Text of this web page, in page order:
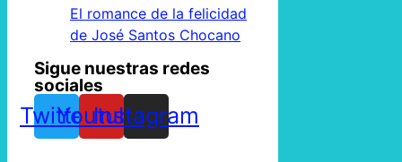
El romance de la felicidad
de José Santos Chocano
Sigue nuestras redes
sociales
TwitterYoutube
Instagram